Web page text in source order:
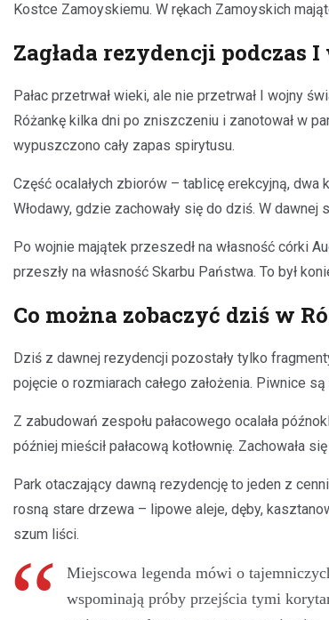
Kostce Zamoyskiemu. W rękach Zamoyskich
Zagłada rezydencji podczas
Pałac przetrwał wieki, ale nie przetrwał I wojny
Różankę kilka dni po zniszczeniu i zanotował w
wypuszczono cały zapas spirytusu.
Część ocalałych zbiorów – tablicę erekcyjną,
Włodawy, gdzie zachowały się do dziś. W
Po wojnie majątek przeszedł na własność córki
przeszły na własność Skarbu Państwa. To był
Co można zobaczyć dziś w
Dziś z dawnej rezydencji pozostały tylko
pojęcie o rozmiarach całego założenia. Piwnice
Z zabudowań zespołu pałacowego ocalała
później mieścił pałacową kotłownię. Zachowała
Park otaczający dawną rezydencję to jeden z
rosną stare drzewa – lipowe aleje, dęby,
szum liści.
Miejscowa legenda mówi o
wspominają próby przejścia tymi